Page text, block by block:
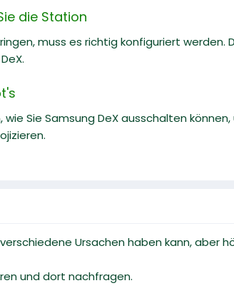
die Station
muss es richtig konfiguriert
wie Sie Samsung DeX ausschalten
Ursachen haben kann, aber
und dort nachfragen.